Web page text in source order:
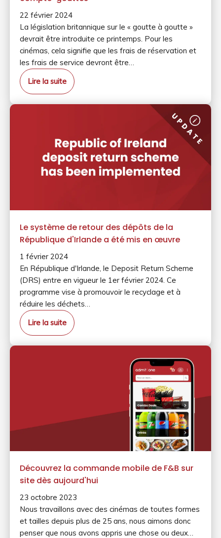
22 février 2024
La législation britannique sur le « goutte à goutte »
devrait être introduite ce printemps. Pour les
cinémas, cela signifie que les frais de réservation et
les frais de service devront être…
Lire la suite
Le système de retour des dépôts de la
République d'Irlande a été mis en œuvre
1 février 2024
En République d'Irlande, le Deposit Return Scheme
(DRS) entre en vigueur le 1er février 2024. Ce
programme vise à promouvoir le recyclage et à
réduire les déchets…
Lire la suite
Découvrez la commande mobile de F&B sur
site dès aujourd'hui
23 octobre 2023
Nous travaillons avec des cinémas de toutes formes
et tailles depuis plus de 25 ans, nous aimons donc
penser que nous avons appris une chose ou deux…